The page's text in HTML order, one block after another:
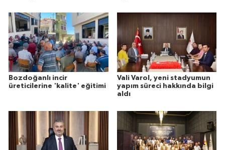
Bozdoğanlı incir
üreticilerine 'kalite' eğitimi
Vali Varol, yeni stadyumun
yapım süreci hakkında bilgi
aldı